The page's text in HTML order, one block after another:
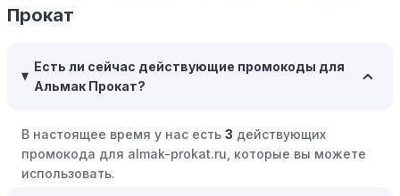
позволяющие зарабатывать баллы или cashback на
покупках. Накапливайте баллы и обменивайте их на
Совершать покупки во время распродаж:Следите за
крупными распродажами, такими как "черная
розничные компании часто предлагают значительные
скидки.
Прокат
Есть ли сейчас действующие промокоды для
Альмак Прокат?
В настоящее время у нас есть 3 действующих
промокода для almak-prokat.ru, которые вы можете
использовать.